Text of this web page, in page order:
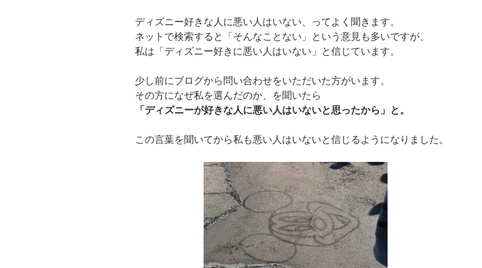
ディズニー好きな人に悪い人はいない、ってよく聞きます。
ネットで検索すると「そんなことない」という意見も多いですが、
私は「ディズニー好きに悪い人はいない」と信じています。
少し前にブログから問い合わせをいただいた方がいます。
その方になぜ私を選んだのか、を聞いたら
「ディズニーが好きな人に悪い人はいないと思ったから」と。
この言葉を聞いてから私も悪い人はいないと信じるようになりました。